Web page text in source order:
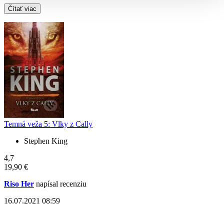
Čítať viac
Temná veža 5: Vlky z Cally
Stephen King
4,7
19,90 €
Riso Her napísal recenziu
16.07.2021 08:59